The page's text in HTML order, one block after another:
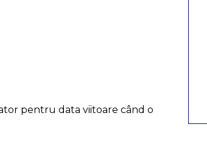
pentru data viitoare când o